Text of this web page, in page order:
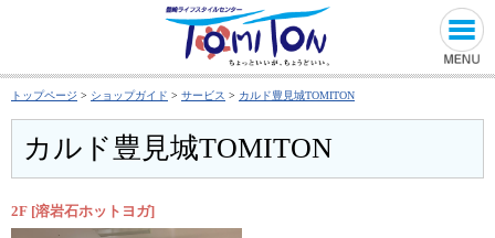
トップページ > ショップガイド > サービス > カルド豊見城TOMITON
カルド豊見城TOMITON
2F [溶岩石ホットヨガ]